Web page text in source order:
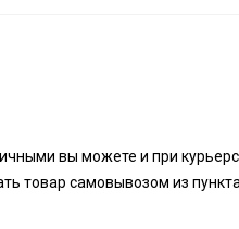
вы можете и при
товар самовывозом из